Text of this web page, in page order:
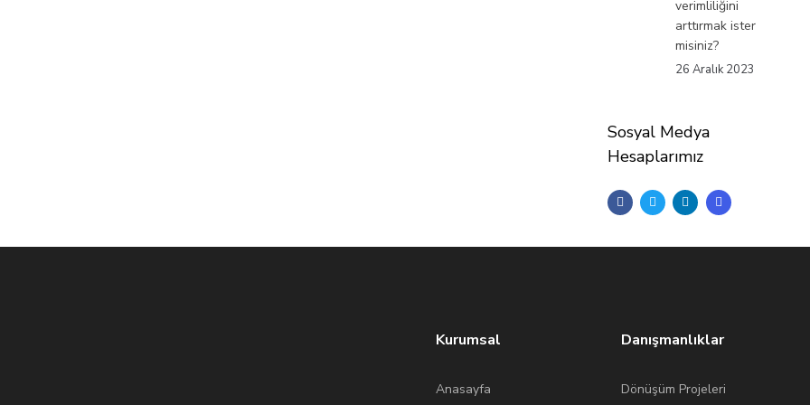
verimliliğini
arttırmak ister
misiniz?
26 Aralık 2023
Sosyal Medya
Hesaplarımız
Kurumsal
Anasayfa
Danışmanlıklar
Dönüşüm Projeleri